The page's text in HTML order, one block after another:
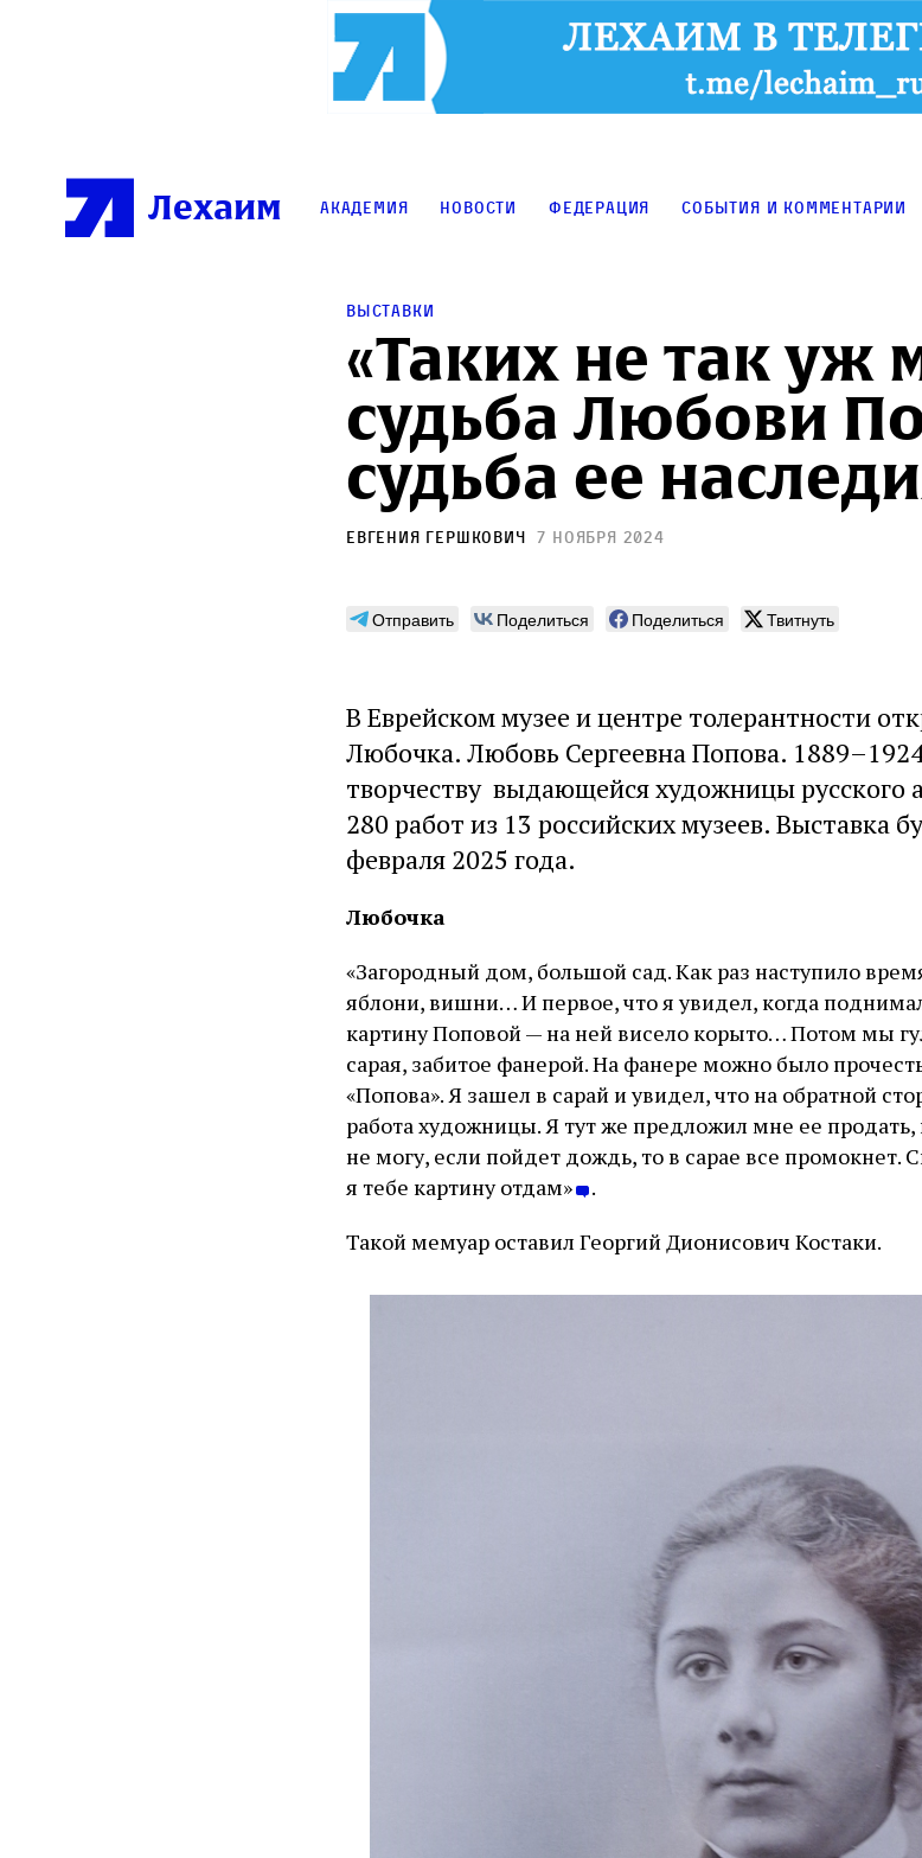
Лехаим Академия Новости Федерация События и комментарии
Выставки
«Таких не так уж
судьба Любови
судьба ее
Евгения Гершкович 7 ноября 2024
Отправить Поделиться Поделиться Твитнуть
В Еврейском музее и центре толерантности
Любочка. Любовь Сергеевна Попова.
творчеству выдающейся художницы русского
280 работ из 13 российских музеев. Выставка
февраля 2025 года.
Любочка
«Загородный дом, большой сад. Как раз наступило
яблони, вишни… И первое, что я увидел, когда
картину Поповой — на ней висело корыто… Потом мы
сарая, забитое фанерой. На фанере можно было
«Попова». Я зашел в сарай и увидел, что на обратной
работа художницы. Я тут же предложил мне ее
не могу, если пойдет дождь, то в сарае все промокнет.
я тебе картину отдам» .
Такой мемуар оставил Георгий Дионисович Костаки.